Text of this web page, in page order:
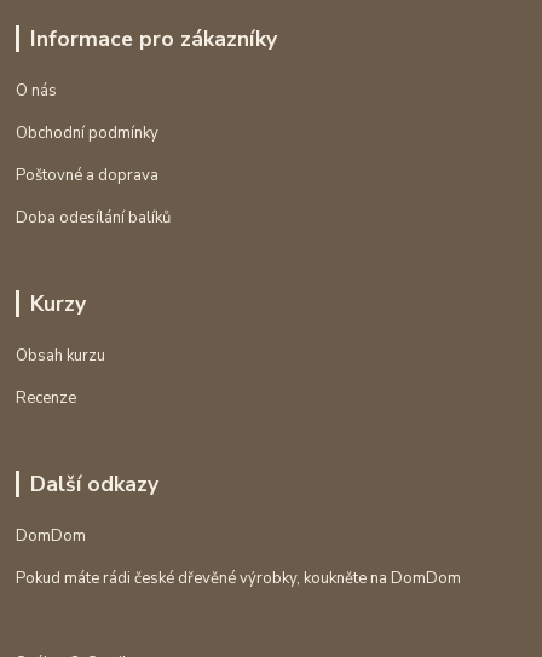
Informace pro zákazníky
O nás
Obchodní podmínky
Poštovné a doprava
Doba odesílání balíků
Kurzy
Obsah kurzu
Recenze
Další odkazy
DomDom
Pokud máte rádi české dřevěné výrobky, koukněte na DomDom